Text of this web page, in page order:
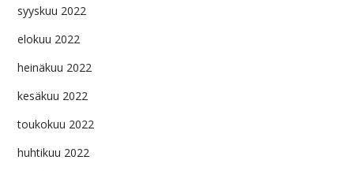
syyskuu 2022
elokuu 2022
heinäkuu 2022
kesäkuu 2022
toukokuu 2022
huhtikuu 2022